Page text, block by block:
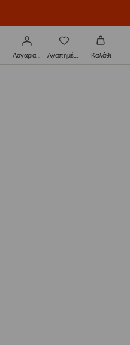
Λογαριασμός Αγαπημένα Καλάθι